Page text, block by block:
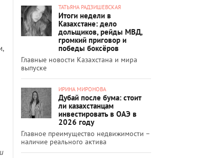
ТАТЬЯНА РАДЗИШЕВСКАЯ
Итоги недели в
Казахстане: дело
дольщиков, рейды МВД,
громкий приговор и
победы боксёров
Главные новости Казахстана и мира
выпуске
ИРИНА МИРОНОВА
Дубай после бума: стоит
ли казахстанцам
инвестировать в ОАЭ в
2026 году
Главное преимущество недвижимости –
наличие реального актива